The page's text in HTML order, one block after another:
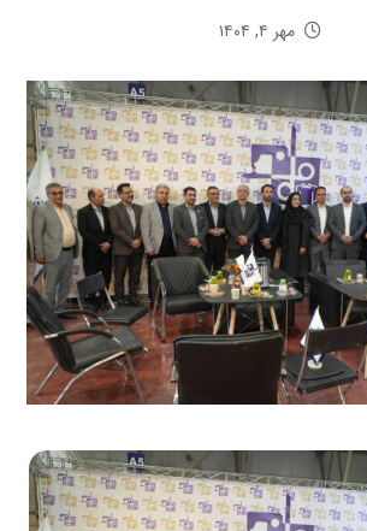
مهر ۴, ۱۴۰۴